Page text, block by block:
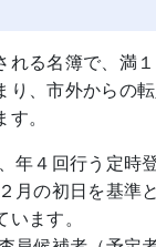
れる名簿で、満
り、市外からの
。
年４回行う定時
月の初日を基準
ます。